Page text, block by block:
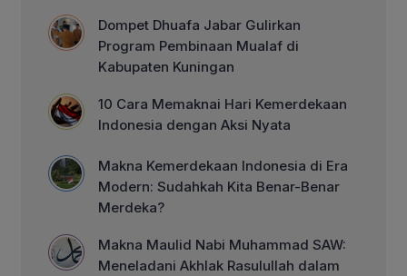
Dompet Dhuafa Jabar Gulirkan
Program Pembinaan Mualaf di
Kabupaten Kuningan
10 Cara Memaknai Hari Kemerdekaan
Indonesia dengan Aksi Nyata
Makna Kemerdekaan Indonesia di Era
Modern: Sudahkah Kita Benar-Benar
Merdeka?
Makna Maulid Nabi Muhammad SAW:
Meneladani Akhlak Rasulullah dalam